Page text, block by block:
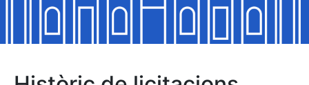
Mostra/Amaga
Mostra/Amaga